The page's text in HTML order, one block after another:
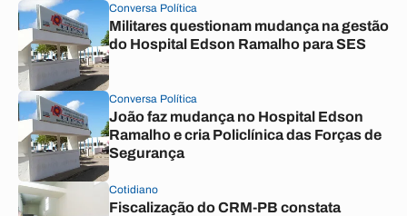
Conversa Política
Militares questionam mudança na gestão
do Hospital Edson Ramalho para SES
Conversa Política
João faz mudança no Hospital Edson
Ramalho e cria Policlínica das Forças de
Segurança
Cotidiano
Fiscalização do CRM-PB constata